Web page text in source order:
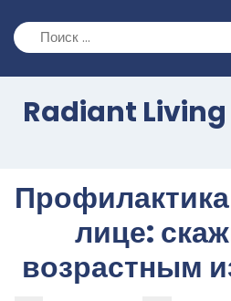
содержимому
Radiant Living
лице:
возрастным